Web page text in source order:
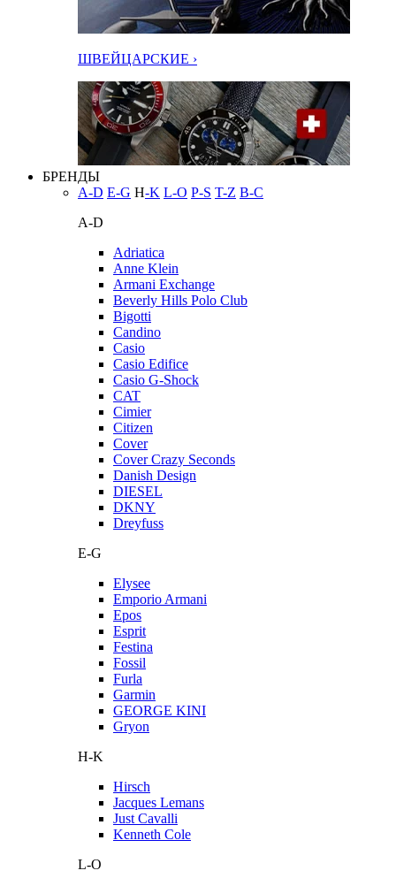
ШВЕЙЦАРСКИЕ ›
БРЕНДЫ
A-D E-G H-K L-O P-S T-Z В-С
A-D
Adriatica
Anne Klein
Armani Exchange
Beverly Hills Polo Club
Bigotti
Candino
Casio
Casio Edifice
Casio G-Shock
CAT
Cimier
Citizen
Cover
Cover Crazy Seconds
Danish Design
DIESEL
DKNY
Dreyfuss
E-G
Elysee
Emporio Armani
Epos
Esprit
Festina
Fossil
Furla
Garmin
GEORGE KINI
Gryon
H-K
Hirsch
Jacques Lemans
Just Cavalli
Kenneth Cole
L-O